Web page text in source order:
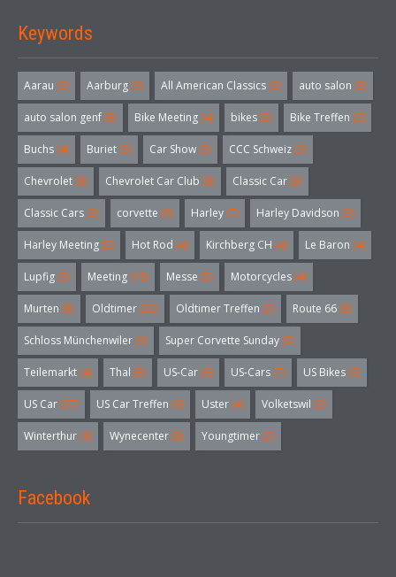
Keywords
Aarau (3) Aarburg (3) All American Classics (3) auto salon (3)
auto salon genf (3) Bike Meeting (4) bikes (5) Bike Treffen (5)
Buchs (4) Buriet (3) Car Show (3) CCC Schweiz (3)
Chevrolet (3) Chevrolet Car Club (3) Classic Car (3)
Classic Cars (3) corvette (6) Harley (7) Harley Davidson (3)
Harley Meeting (5) Hot Rod (4) Kirchberg CH (4) Le Baron (4)
Lupfig (3) Meeting (18) Messe (5) Motorcycles (4)
Murten (3) Oldtimer (32) Oldtimer Treffen (5) Route 66 (3)
Schloss Münchenwiler (3) Super Corvette Sunday (5)
Teilemarkt (4) Thal (3) US-Car (6) US-Cars (7) US Bikes (5)
US Car (57) US Car Treffen (6) Uster (4) Volketswil (3)
Winterthur (3) Wynecenter (3) Youngtimer (5)
Facebook